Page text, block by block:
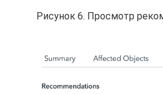
Рисунок 6. Просмотр